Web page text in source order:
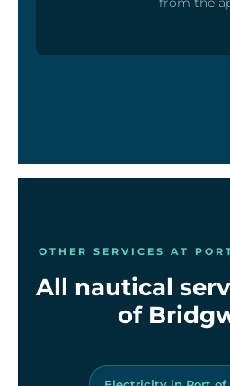
OTHER SERVICES AT
All nautical
of